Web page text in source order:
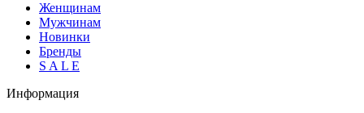
Женщинам
Мужчинам
Новинки
Бренды
S A L E
Информация